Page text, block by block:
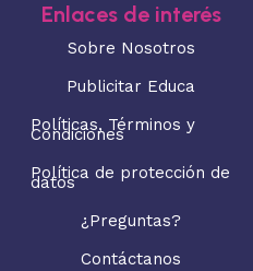
Enlaces de interés
Sobre Nosotros
Publicitar Educa
Políticas, Términos y
Condiciones
Política de protección de
datos
¿Preguntas?
Contáctanos